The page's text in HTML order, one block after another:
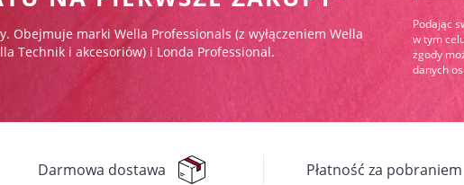
Obejmuje marki Wella Professionals (z wyłączeniem Wella
Technik i akcesoriów) i Londa Professional.
Podając
w tym
zgody
danych
Darmowa dostawa Płatność za pobraniem